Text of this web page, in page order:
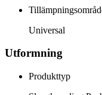
Universal
Utformning
Produkttyp